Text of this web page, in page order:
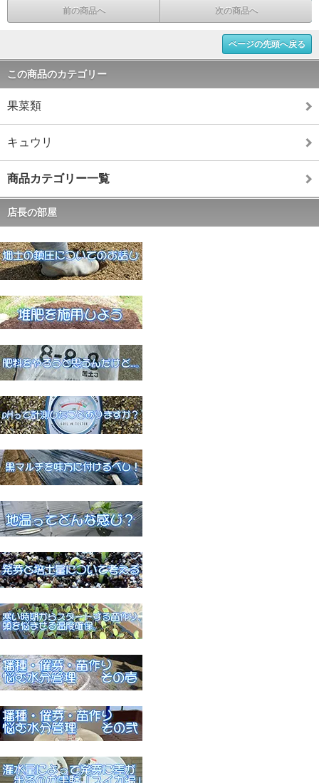
前の商品へ 次の商品へ
ページの先頭へ戻る
この商品のカテゴリー
果菜類
キュウリ
商品カテゴリー一覧
店長の部屋